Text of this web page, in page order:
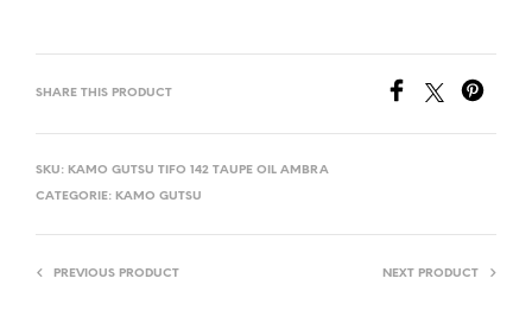
SHARE THIS PRODUCT
SKU: KAMO GUTSU TIFO 142 TAUPE OIL AMBRA
CATEGORIE: KAMO GUTSU
PREVIOUS PRODUCT NEXT PRODUCT